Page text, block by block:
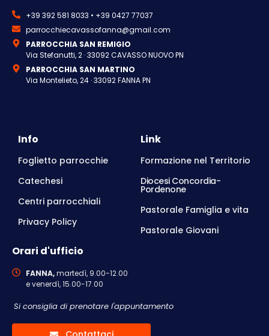
+39 392 581 8033 • +39 0427 77037
parrocchiecavassofanna@gmail.com
PARROCCHIA SAN REMIGIO
Via Stefanutti, 2 · 33092 CAVASSO NUOVO PN
PARROCCHIA SAN MARTINO
Via Montelieto, 24 · 33092 FANNA PN
Info
Foglietto parrocchie
Catechesi
Centri parrocchiali
Privacy Policy
Link
Formazione nel Territorio
Diocesi Concordia-
Pordenone
Pastorale Famiglia e vita
Pastorale Giovani
Orari d'ufficio
FANNA,martedì, 9.00-12.00
e venerdì, 15.00-17.00
Si consiglia di prenotare l'appuntamento